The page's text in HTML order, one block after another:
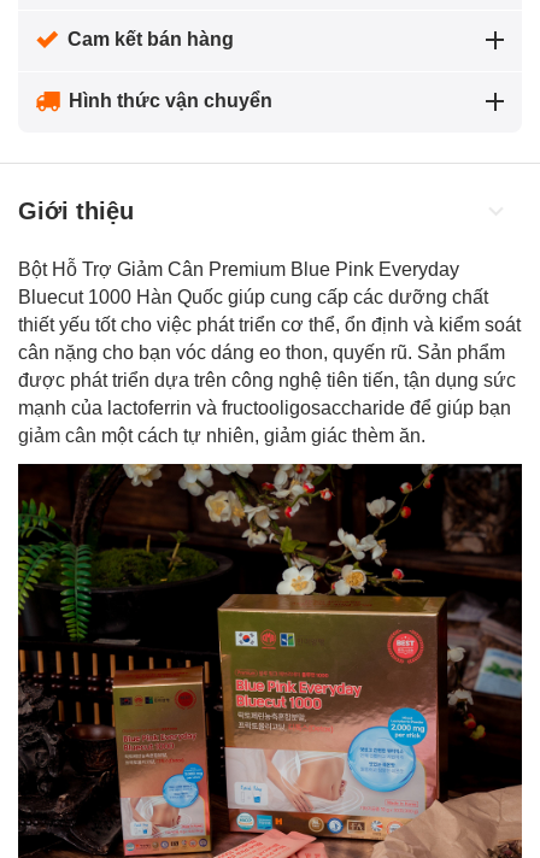
Cam kết bán hàng
Hình thức vận chuyển
Giới thiệu
Bột Hỗ Trợ Giảm Cân Premium Blue Pink Everyday
Bluecut 1000 Hàn Quốc giúp cung cấp các dưỡng chất
thiết yếu tốt cho việc phát triển cơ thể, ổn định và kiểm soát
cân nặng cho bạn vóc dáng eo thon, quyến rũ. Sản phẩm
được phát triển dựa trên công nghệ tiên tiến, tận dụng sức
mạnh của lactoferrin và fructooligosaccharide để giúp bạn
giảm cân một cách tự nhiên, giảm giác thèm ăn.